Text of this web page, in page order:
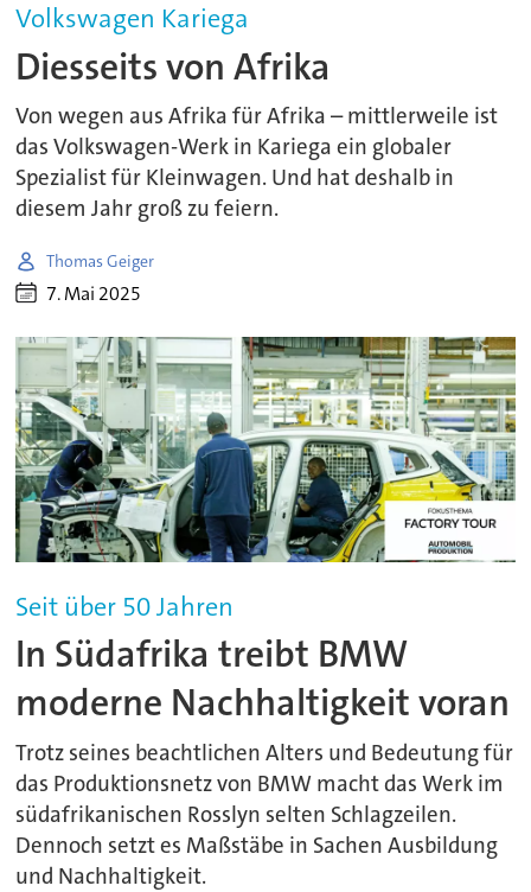
Volkswagen Kariega
Diesseits von Afrika
Von wegen aus Afrika für Afrika – mittlerweile ist
das Volkswagen-Werk in Kariega ein globaler
Spezialist für Kleinwagen. Und hat deshalb in
diesem Jahr groß zu feiern.
Thomas Geiger
7. Mai 2025
Seit über 50 Jahren
In Südafrika treibt BMW
moderne Nachhaltigkeit voran
Trotz seines beachtlichen Alters und Bedeutung für
das Produktionsnetz von BMW macht das Werk im
südafrikanischen Rosslyn selten Schlagzeilen.
Dennoch setzt es Maßstäbe in Sachen Ausbildung
und Nachhaltigkeit.